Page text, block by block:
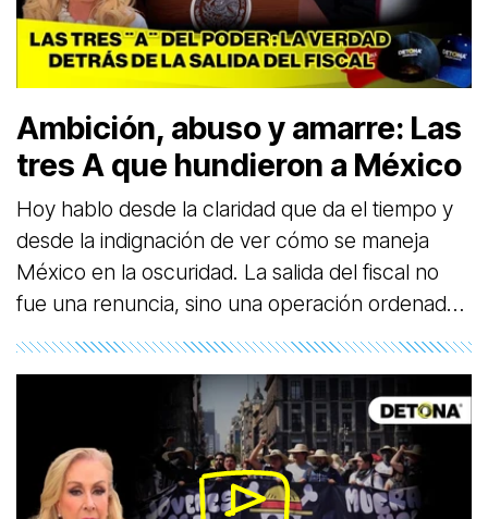
una “megafarmacia” que no cura, una farsa de
salud, mientras la gente muere sin
medicamentos ni atención. Callan las cifras,
esconden los cuerpos, manipulan a maestros y
trabajadores con amenazas.
Ambición, abuso y amarre: Las
tres A que hundieron a México
Hoy hablo desde la claridad que da el tiempo y
desde la indignación de ver cómo se maneja
México en la oscuridad. La salida del fiscal no
fue una renuncia, sino una operación ordenada
por las tres A del poder: Andrés Manuel López
Augusto López. Lo removieron porque sus
filtraciones ya eran peligrosas para ese triángulo
tabasqueño que busca mantener el control del
país desde las sombras.